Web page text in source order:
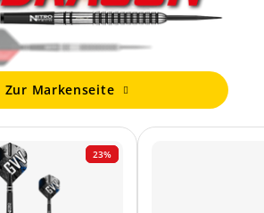
Zur Markenseite
23%